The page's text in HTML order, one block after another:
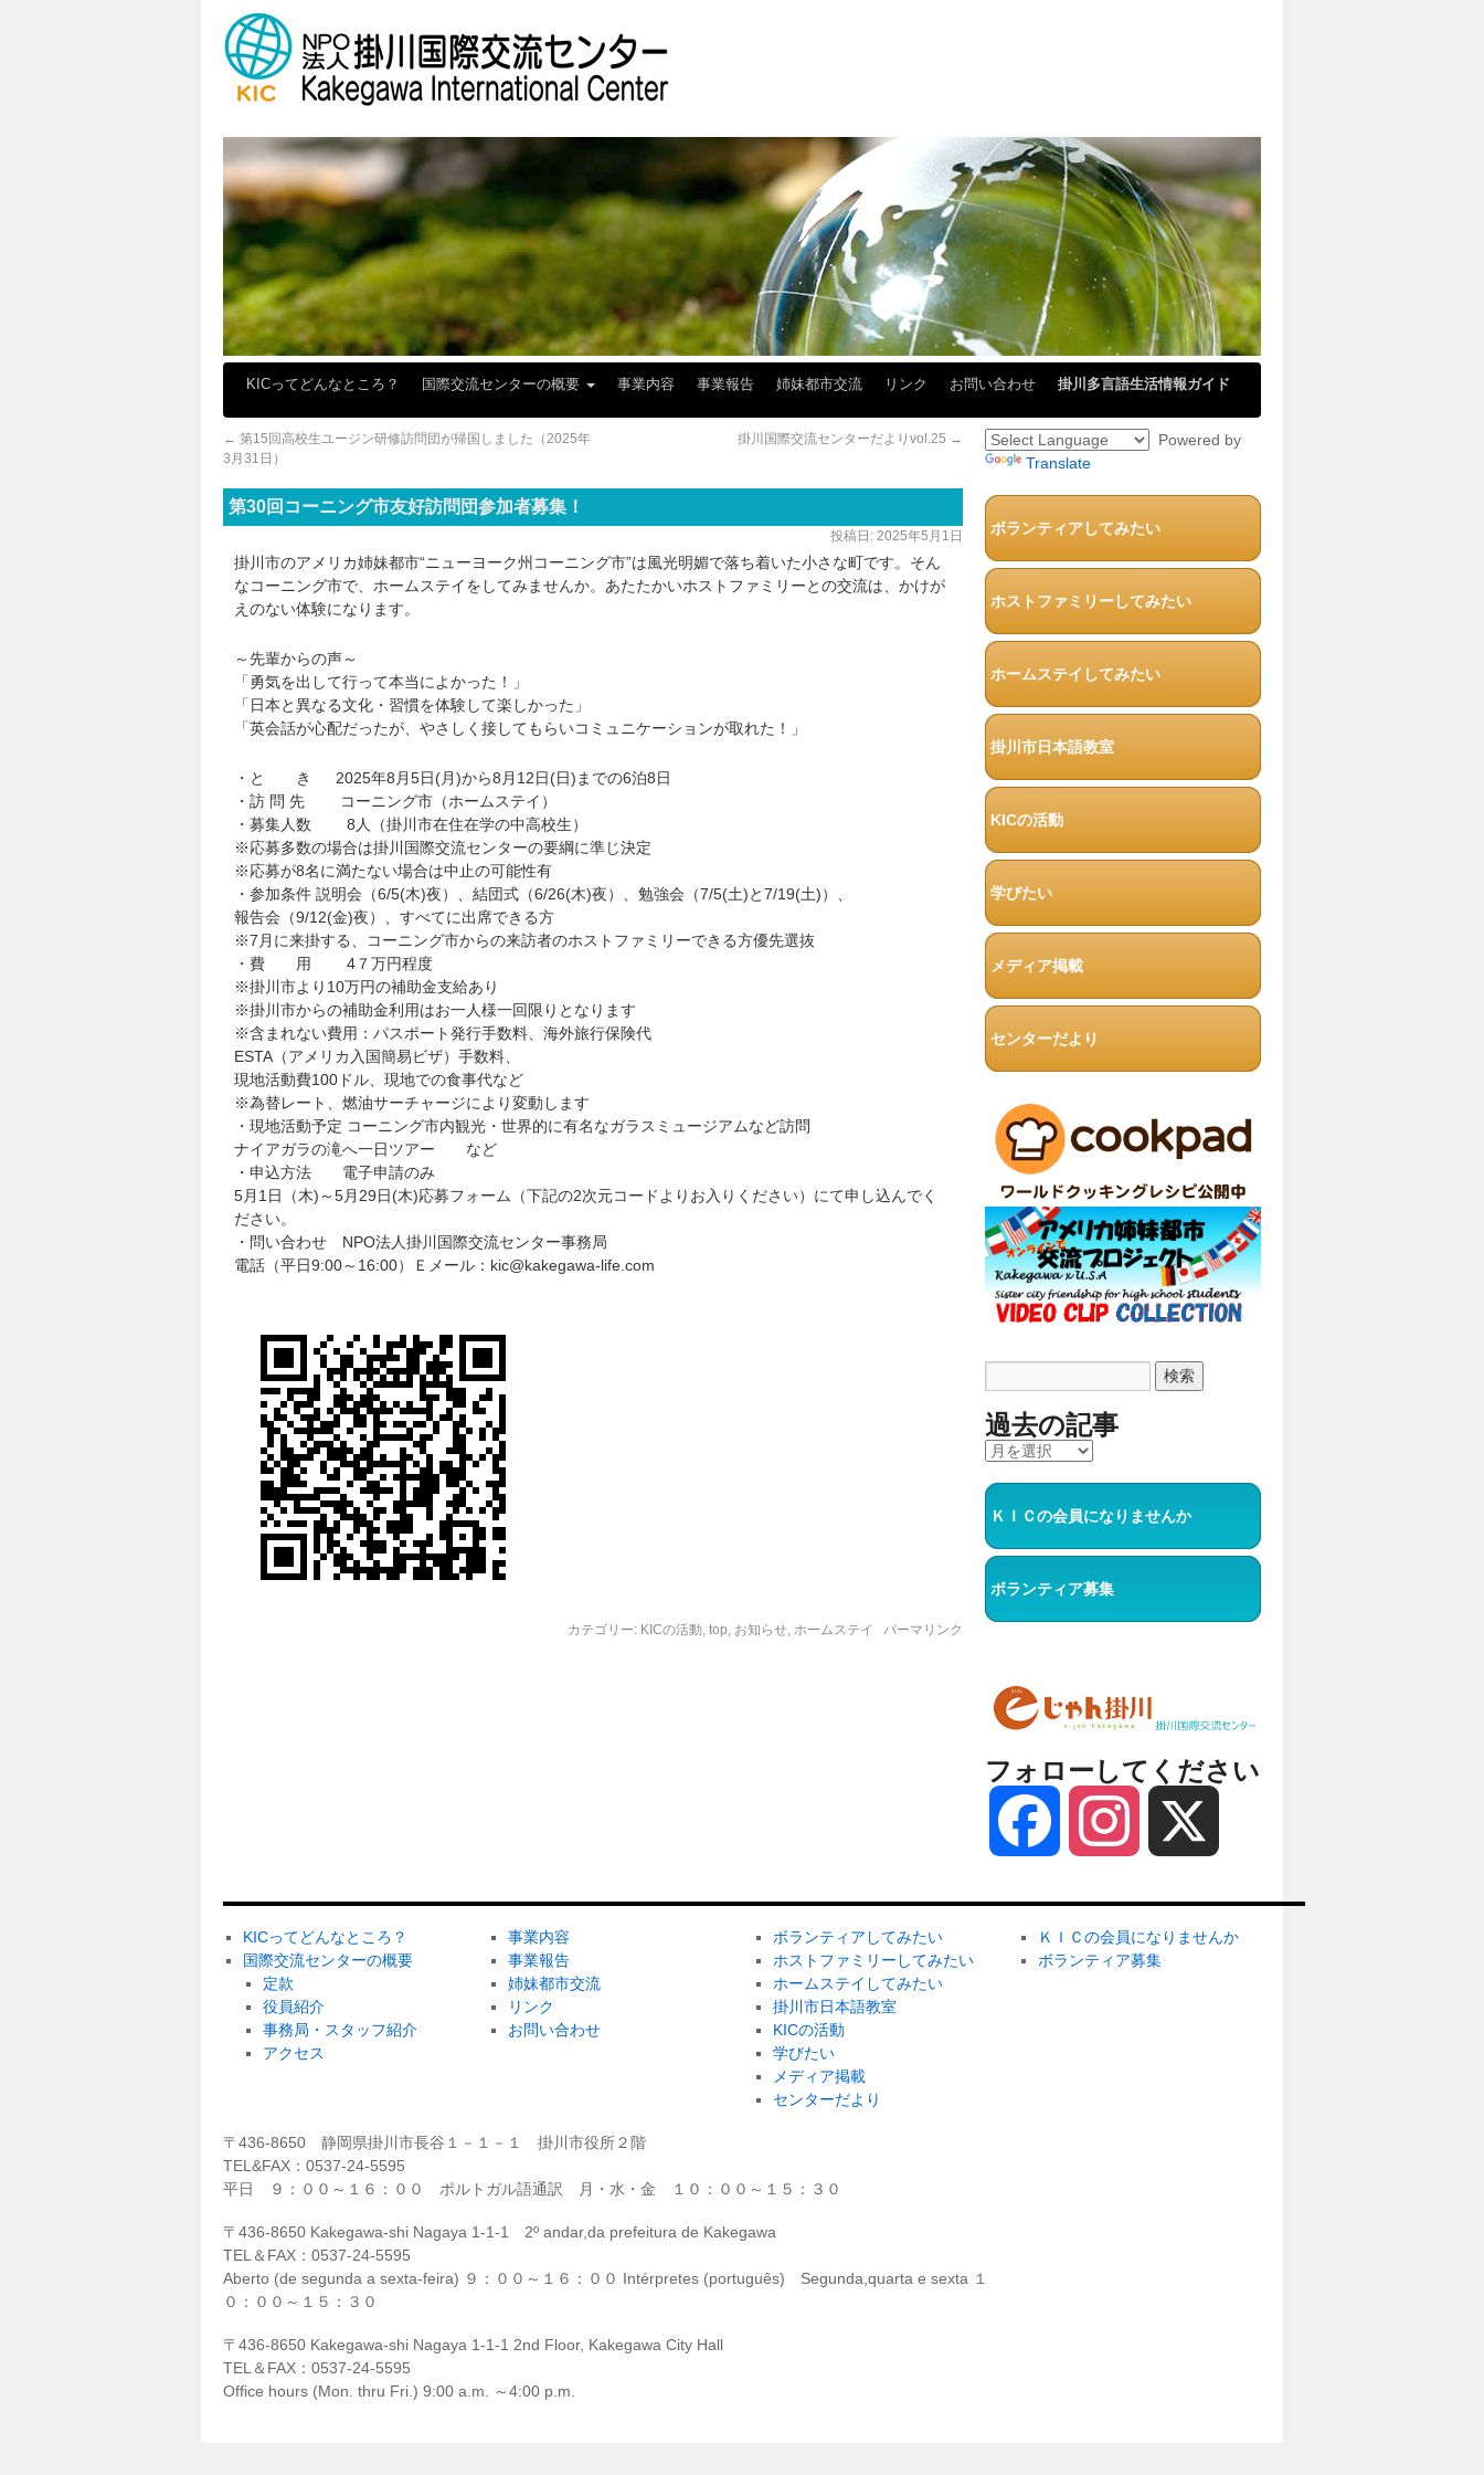
KICってどんなところ？ 国際交流センターの概要 事業内容 事業報告 姉妹都市交流 リンク お問い合わせ 掛川多言語生活情報ガイド
← 第15回高校生ユージン研修訪問団が帰国しました（2025年
3月31日）
掛川国際交流センターだよりvol.25 →
第30回コーニング市友好訪問団参加者募集！
投稿日: 2025年5月1日
掛川市のアメリカ姉妹都市“ニューヨーク州コーニング市”は風光明媚で落ち着いた小さな町です。そん
なコーニング市で、ホームステイをしてみませんか。あたたかいホストファミリーとの交流は、かけが
えのない体験になります。
～先輩からの声～
「勇気を出して行って本当によかった！」
「日本と異なる文化・習慣を体験して楽しかった」
「英会話が心配だったが、やさしく接してもらいコミュニケーションが取れた！」
・と き 2025年8月5日(月)から8月12日(日)までの6泊8日
・訪 問 先 コーニング市（ホームステイ）
・募集人数 8人（掛川市在住在学の中高校生）
※応募多数の場合は掛川国際交流センターの要綱に準じ決定
※応募が8名に満たない場合は中止の可能性有
・参加条件 説明会（6/5(木)夜）、結団式（6/26(木)夜）、勉強会（7/5(土)と7/19(土)）、
報告会（9/12(金)夜）、すべてに出席できる方
※7月に来掛する、コーニング市からの来訪者のホストファミリーできる方優先選抜
・費 用 4７万円程度
※掛川市より10万円の補助金支給あり
※掛川市からの補助金利用はお一人様一回限りとなります
※含まれない費用：パスポート発行手数料、海外旅行保険代
ESTA（アメリカ入国簡易ビザ）手数料、
現地活動費100ドル、現地での食事代など
※為替レート、燃油サーチャージにより変動します
・現地活動予定 コーニング市内観光・世界的に有名なガラスミュージアムなど訪問
ナイアガラの滝へ一日ツアー など
・申込方法 電子申請のみ
5月1日（木)～5月29日(木)応募フォーム（下記の2次元コードよりお入りください）にて申し込んでく
ださい。
・問い合わせ NPO法人掛川国際交流センター事務局
電話（平日9:00～16:00）Ｅメール：kic@kakegawa-life.com
カテゴリー: KICの活動, top, お知らせ, ホームステイ パーマリンク
Powered by
Translate
ボランティアしてみたい
ホストファミリーしてみたい
ホームステイしてみたい
掛川市日本語教室
KICの活動
学びたい
メディア掲載
センターだより
過去の記事
ＫＩＣの会員になりませんか
ボランティア募集
フォローしてください
Facebook Instagram
KICってどんなところ？
国際交流センターの概要
定款
役員紹介
事務局・スタッフ紹介
アクセス
事業内容
事業報告
姉妹都市交流
リンク
お問い合わせ
ボランティアしてみたい
ホストファミリーしてみたい
ホームステイしてみたい
掛川市日本語教室
KICの活動
学びたい
メディア掲載
センターだより
ＫＩＣの会員になりませんか
ボランティア募集
〒436-8650 静岡県掛川市長谷１－１－１ 掛川市役所２階
TEL&FAX：0537-24-5595
平日 ９：００～１６：００ ポルトガル語通訳 月・水・金 １０：００～１５：３０
〒436-8650 Kakegawa-shi Nagaya 1-1-1 2º andar,da prefeitura de Kakegawa
TEL＆FAX：0537-24-5595
Aberto (de segunda a sexta-feira) ９：００～１６：００ Intérpretes (português) Segunda,quarta e sexta １
０：００～１５：３０
〒436-8650 Kakegawa-shi Nagaya 1-1-1 2nd Floor, Kakegawa City Hall
TEL＆FAX：0537-24-5595
Office hours (Mon. thru Fri.) 9:00 a.m. ～4:00 p.m.